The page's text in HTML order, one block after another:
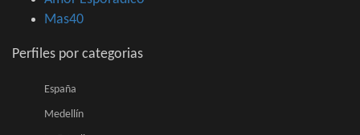
Mas40
Perfiles por categorias
España
Medellín